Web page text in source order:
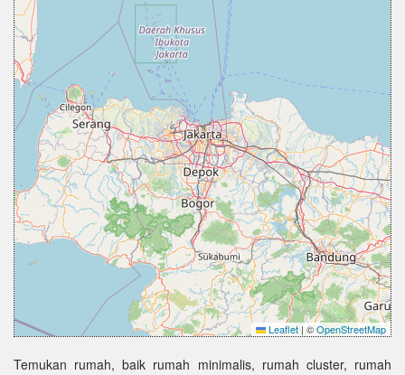
Leaflet | ©OpenStreetMap
Temukan rumah, baik rumah minimalis, rumah cluster, rumah